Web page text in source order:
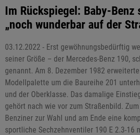
Im Rückspiegel: Baby-Benz
„noch wunderbar auf der
03.12.2022 - Erst gewöhnungsbedürftig
seiner Größe – der Mercedes-Benz 190,
genannt. Am 8. Dezember 1982
Modellpalette um die Baureihe 201
und der Oberklasse. Das damalige
gehört nach wie vor zum Straßenbild.
Benziner zur Wahl und am Ende eine
sportliche Sechzehnventiler 190 E 2.3-16